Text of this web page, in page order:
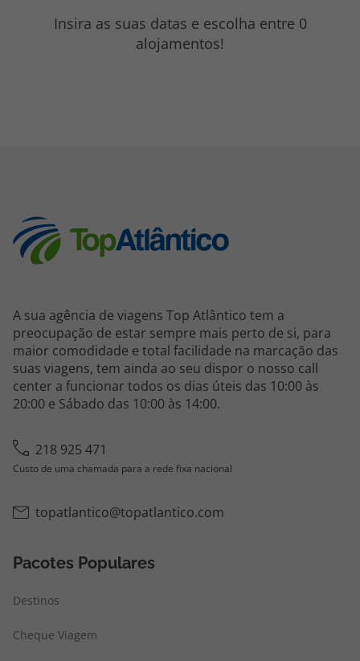
Insira as suas datas e escolha entre 0
alojamentos!
A sua agência de viagens Top Atlântico tem a
preocupação de estar sempre mais perto de si, para
maior comodidade e total facilidade na marcação das
suas viagens, tem ainda ao seu dispor o nosso call
center a funcionar todos os dias úteis das 10:00 às
20:00 e Sábado das 10:00 às 14:00.
218 925 471
Custo de uma chamada para a rede fixa nacional
topatlantico@topatlantico.com
Pacotes Populares
Destinos
Cheque Viagem